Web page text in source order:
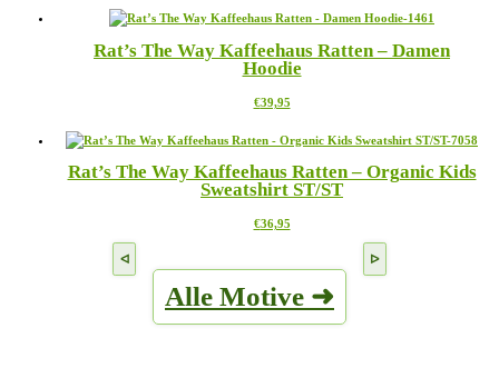
auf
Produktseite
gewählt
weist
Varianten
auf.
Optionen
auf
Produktseite
gewählt
Rat’s The Way Kaffeehaus Ratten – Damen
Hoodie
€39,95Dieses
weist
Varianten
auf.
Optionen
Produktseite
gewählt
Rat’s The Way Kaffeehaus Ratten – Organic Kids
Sweatshirt ST/ST
€36,95Dieses
Varianten
auf.
Alle Motive ➜